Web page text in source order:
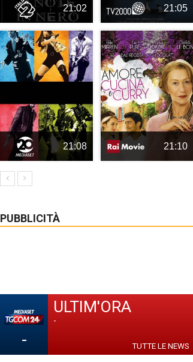
21:02 21:05
21:08 21:10
PUBBLICITÀ
-
ULTIM'ORA
-
TUTTE LE NEWS